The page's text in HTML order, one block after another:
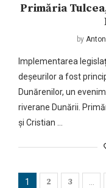
Primăria
by
Implementarea
deșeurilor a fost
Dunărenilor, un
riverane Dunării.
și Cristian …
1 2 3